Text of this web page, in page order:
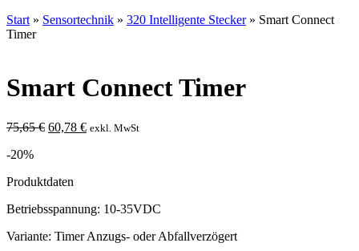
Start » Sensortechnik » 320 Intelligente Stecker» Smart Connect
Timer
Smart Connect Timer
75,65€ Ursprünglicher
60,78 €Aktueller
exkl. MwSt
-20%
Produktdaten
Betriebsspannung: 10-35VDC
Variante: Timer Anzugs- oder Abfallverzögert